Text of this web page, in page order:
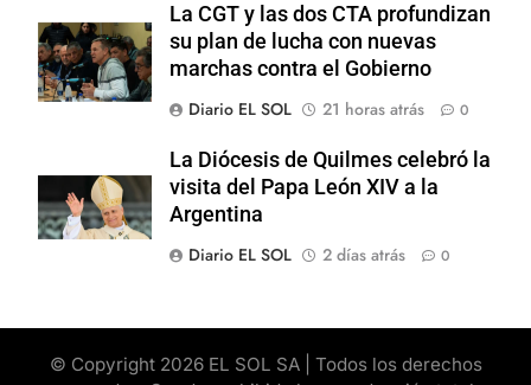
La CGT y las dos CTA profundizan
su plan de lucha con nuevas
marchas contra el Gobierno
Diario EL SOL
21 horas atrás 0
La Diócesis de Quilmes celebró la
visita del Papa León XIV a la
Argentina
Diario EL SOL
2 días atrás 0
© Copyright 2026 EL SOL SA | Todos los derechos